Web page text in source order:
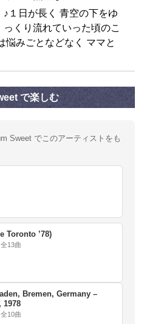
♪１日が長く 青空の下をゆ
っくり流れていった頃のこ
悩みごとなどなく ママと
で楽しむ
Sweet でこのアーティストをも
Toronto ’78)
13曲
Bremen, Germany –
1978
10曲